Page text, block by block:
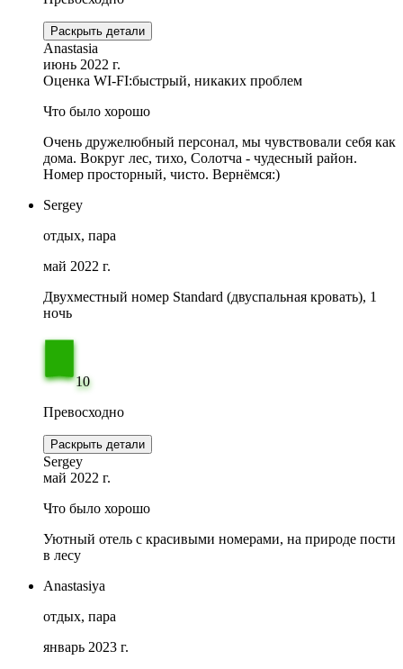
Раскрыть детали
Anastasia
июнь 2022 г.
Оценка WI-FI:быстрый, никаких проблем
Что было хорошо
Очень дружелюбный персонал, мы чувствовали себя как
дома. Вокруг лес, тихо, Солотча - чудесный район.
Номер просторный, чисто. Вернёмся:)
Sergey
отдых, пара
май 2022 г.
Двухместный номер Standard (двуспальная кровать), 1
ночь
10
Превосходно
Раскрыть детали
Sergey
май 2022 г.
Что было хорошо
Уютный отель с красивыми номерами, на природе пости
в лесу
Anastasiya
отдых, пара
январь 2023 г.